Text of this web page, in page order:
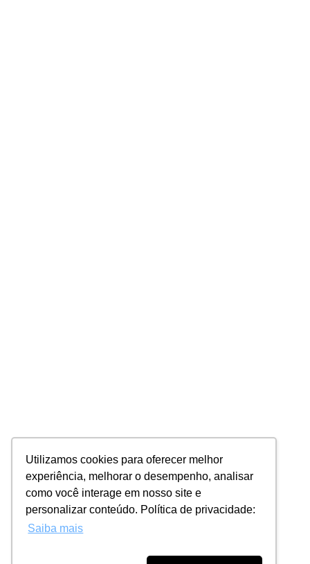
Utilizamos cookies para oferecer melhor
experiência, melhorar o desempenho, analisar
como você interage em nosso site e
personalizar conteúdo. Política de privacidade:
Saiba mais